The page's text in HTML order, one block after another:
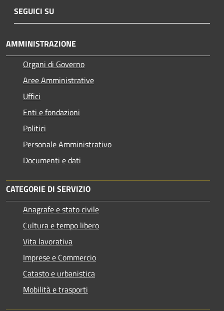
SEGUICI SU
AMMINISTRAZIONE
Organi di Governo
Aree Amministrative
Uffici
Enti e fondazioni
Politici
Personale Amministrativo
Documenti e dati
CATEGORIE DI SERVIZIO
Anagrafe e stato civile
Cultura e tempo libero
Vita lavorativa
Imprese e Commercio
Catasto e urbanistica
Mobilità e trasporti